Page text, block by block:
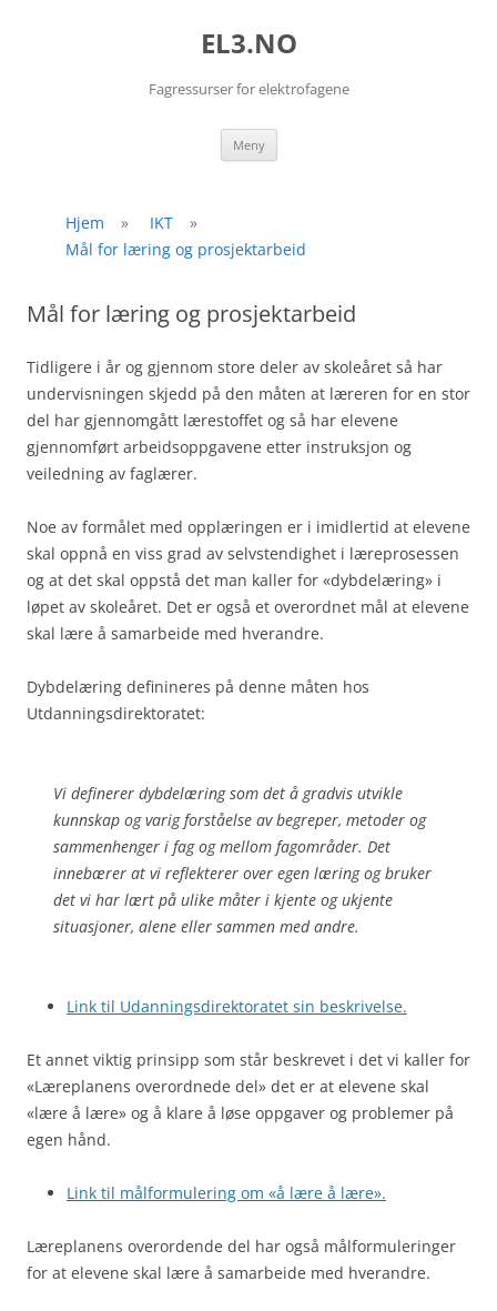
EL3.NO
Fagressurser for elektrofagene
Meny Hopp
innhold
Hjem » IKT
»
Mål for læring og prosjektarbeid
Mål for læring og prosjektarbeid
Tidligere i år og gjennom store deler av skoleåret så har
undervisningen skjedd på den måten at læreren for en stor
del har gjennomgått lærestoffet og så har elevene
gjennomført arbeidsoppgavene etter instruksjon og
veiledning av faglærer.
Noe av formålet med opplæringen er i imidlertid at elevene
skal oppnå en viss grad av selvstendighet i læreprosessen
og at det skal oppstå det man kaller for «dybdelæring» i
løpet av skoleåret. Det er også et overordnet mål at elevene
skal lære å samarbeide med hverandre.
Dybdelæring definineres på denne måten hos
Utdanningsdirektoratet:
Vi definerer dybdelæring som det å gradvis utvikle
kunnskap og varig forståelse av begreper, metoder og
sammenhenger i fag og mellom fagområder. Det
innebærer at vi reflekterer over egen læring og bruker
det vi har lært på ulike måter i kjente og ukjente
situasjoner, alene eller sammen med andre.
Link til Udanningsdirektoratet sin beskrivelse.
Et annet viktig prinsipp som står beskrevet i det vi kaller for
«Læreplanens overordnede del» det er at elevene skal
«lære å lære» og å klare å løse oppgaver og problemer på
egen hånd.
Link til målformulering om «å lære å lære».
Læreplanens overordende del har også målformuleringer
for at elevene skal lære å samarbeide med hverandre.